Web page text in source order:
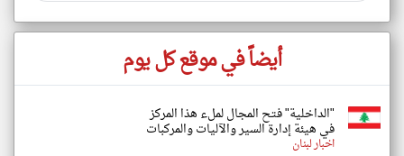
أيضاً في موقع كل يوم
"الداخلية" فتح المجال لملء هذا المركز
في هيئة إدارة السير والآليات والمركبات
اخبار لبنان